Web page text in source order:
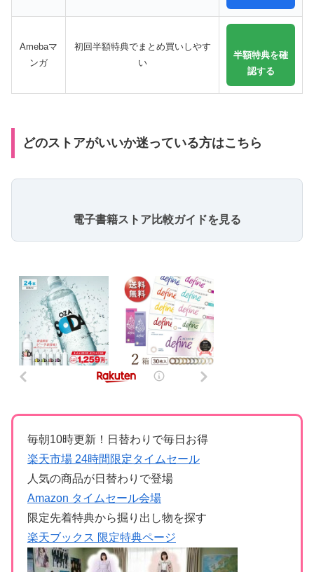
Amebaマ
ンガ
初回半額特典でまとめ買いしやす
い
半額特典を確
認する
どのストアがいいか迷っている方はこちら
電子書籍ストア比較ガイドを見る
毎朝10時更新！日替わりで毎日お得
楽天市場 24時間限定タイムセール
人気の商品が日替わりで登場
Amazon タイムセール会場
限定先着特典から掘り出し物を探す
楽天ブックス 限定特典ページ